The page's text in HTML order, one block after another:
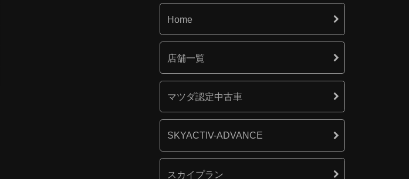
Home
店舗一覧
マツダ認定中古車
SKYACTIV-ADVANCE
スカイプラン